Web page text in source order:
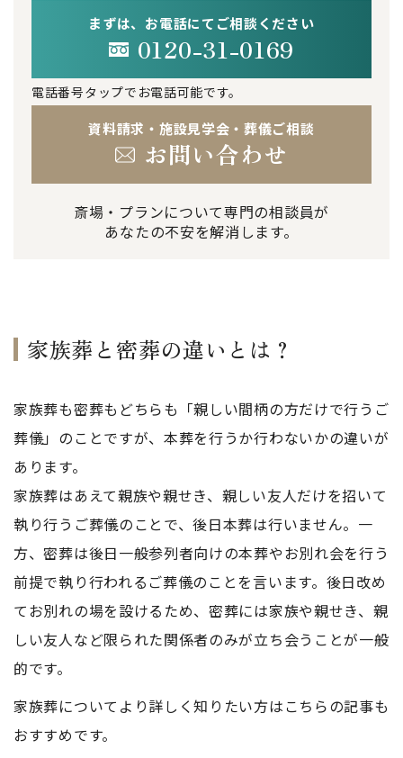
まずは、お電話にてご相談ください
0120-31-0169
電話番号タップでお電話可能です。
資料請求・施設見学会・葬儀ご相談
お問い合わせ
斎場・プランについて専門の相談員が
あなたの不安を解消します。
家族葬と密葬の違いとは？
家族葬も密葬もどちらも「親しい間柄の方だけで行うご
葬儀」のことですが、本葬を行うか行わないかの違いが
あります。
家族葬はあえて親族や親せき、親しい友人だけを招いて
執り行うご葬儀のことで、後日本葬は行いません。一
方、密葬は後日一般参列者向けの本葬やお別れ会を行う
前提で執り行われるご葬儀のことを言います。後日改め
てお別れの場を設けるため、密葬には家族や親せき、親
しい友人など限られた関係者のみが立ち会うことが一般
的です。
家族葬についてより詳しく知りたい方はこちらの記事も
おすすめです。